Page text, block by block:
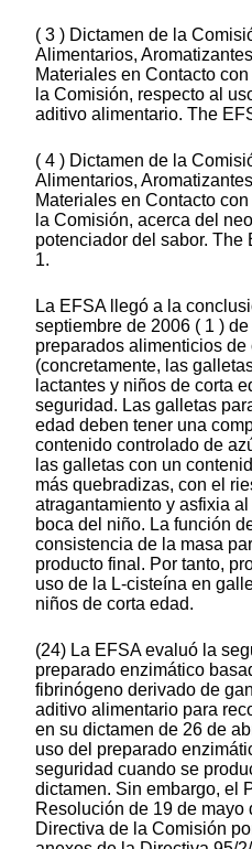
( 3 ) Dictamen de la
Alimentarios,
Materiales en Contacto
la Comisión, respecto al
aditivo alimentario. The
( 4 ) Dictamen de la
Alimentarios,
Materiales en Contacto
la Comisión, acerca del
potenciador del sabor. The
1.
La EFSA llegó a la
septiembre de 2006 ( 1 )
preparados alimenticios
(concretamente, las
lactantes y niños de corta
seguridad. Las galletas
edad deben tener una
contenido controlado de
las galletas con un
más quebradizas, con el
atragantamiento y asfixia
boca del niño. La función
consistencia de la masa
producto final. Por tanto,
uso de la L-cisteína en
niños de corta edad.
(24) La EFSA evaluó la
preparado enzimático
fibrinógeno derivado de
aditivo alimentario para
en su dictamen de 26 de
uso del preparado
seguridad cuando se
dictamen. Sin embargo, el
Resolución de 19 de
Directiva de la Comisión